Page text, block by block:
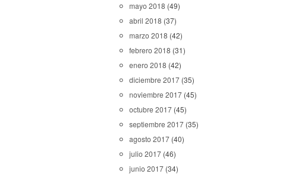
mayo 2018 (49)
abril 2018 (37)
marzo 2018 (42)
febrero 2018 (31)
enero 2018 (42)
diciembre 2017 (35)
noviembre 2017 (45)
octubre 2017 (45)
septiembre 2017 (35)
agosto 2017 (40)
julio 2017 (46)
junio 2017 (34)